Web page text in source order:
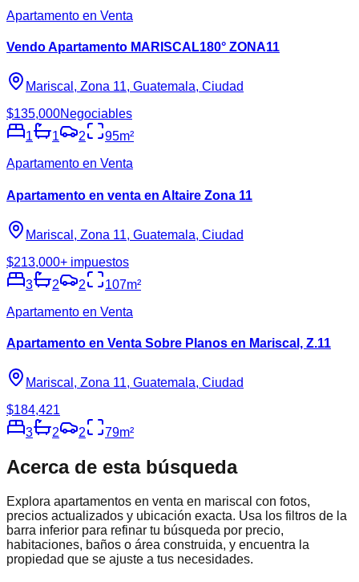
Apartamento en Venta
Vendo Apartamento MARISCAL180° ZONA11
Mariscal, Zona 11, Guatemala, Ciudad
$135,000Negociables
1
1 2 95m²
Apartamento en Venta
Apartamento en venta en Altaire Zona 11
Mariscal, Zona 11, Guatemala, Ciudad
$213,000+ impuestos
3
2 2 107m²
Apartamento en Venta
Apartamento en Venta Sobre Planos en Mariscal, Z.11
Mariscal, Zona 11, Guatemala, Ciudad
$184,421
3
2 2 79m²
Acerca de esta búsqueda
Explora apartamentos en venta en mariscal con fotos,
precios actualizados y ubicación exacta. Usa los filtros de la
barra inferior para refinar tu búsqueda por precio,
habitaciones, baños o área construida, y encuentra la
propiedad que se ajuste a tus necesidades.